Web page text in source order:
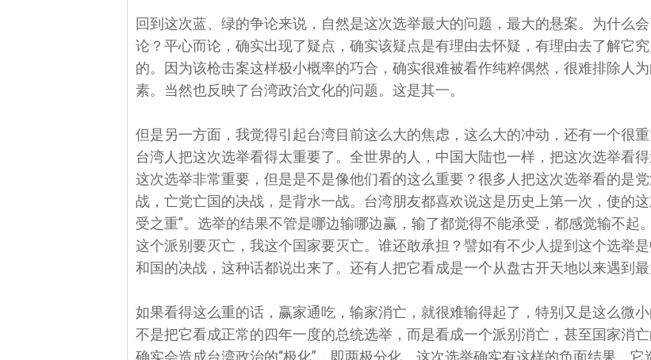
回到这次蓝、绿的争论来说，自然是这次选举最大的问题，最大的悬案。为什么
论？平心而论，确实出现了疑点，确实该疑点是有理由去怀疑，有理由去了解它
的。因为该枪击案这样极小概率的巧合，确实很难被看作纯粹偶然，很难排除人
素。当然也反映了台湾政治文化的问题。这是其一。
但是另一方面，我觉得引起台湾目前这么大的焦虑，这么大的冲动，还有一个很
台湾人把这次选举看得太重要了。全世界的人，中国大陆也一样，把这次选举看得
这次选举非常重要，但是是不是像他们看的这么重要？很多人把这次选举看的是
战，亡党亡国的决战，是背水一战。台湾朋友都喜欢说这是历史上第一次，使的
受之重”。选举的结果不管是哪边输哪边赢，输了都觉得不能承受，都感觉输不起
这个派别要灭亡，我这个国家要灭亡。谁还敢承担？譬如有不少人提到这个选举
和国的决战，这种话都说出来了。还有人把它看成是一个从盘古开天地以来遇到最
如果看得这么重的话，赢家通吃，输家消亡，就很难输得起了，特别又是这么微
不是把它看成正常的四年一度的总统选举，而是看成一个派别消亡，甚至国家消
确实会造成台湾政治的“极化”，即两极分化。这次选举确实有这样的负面结果，它